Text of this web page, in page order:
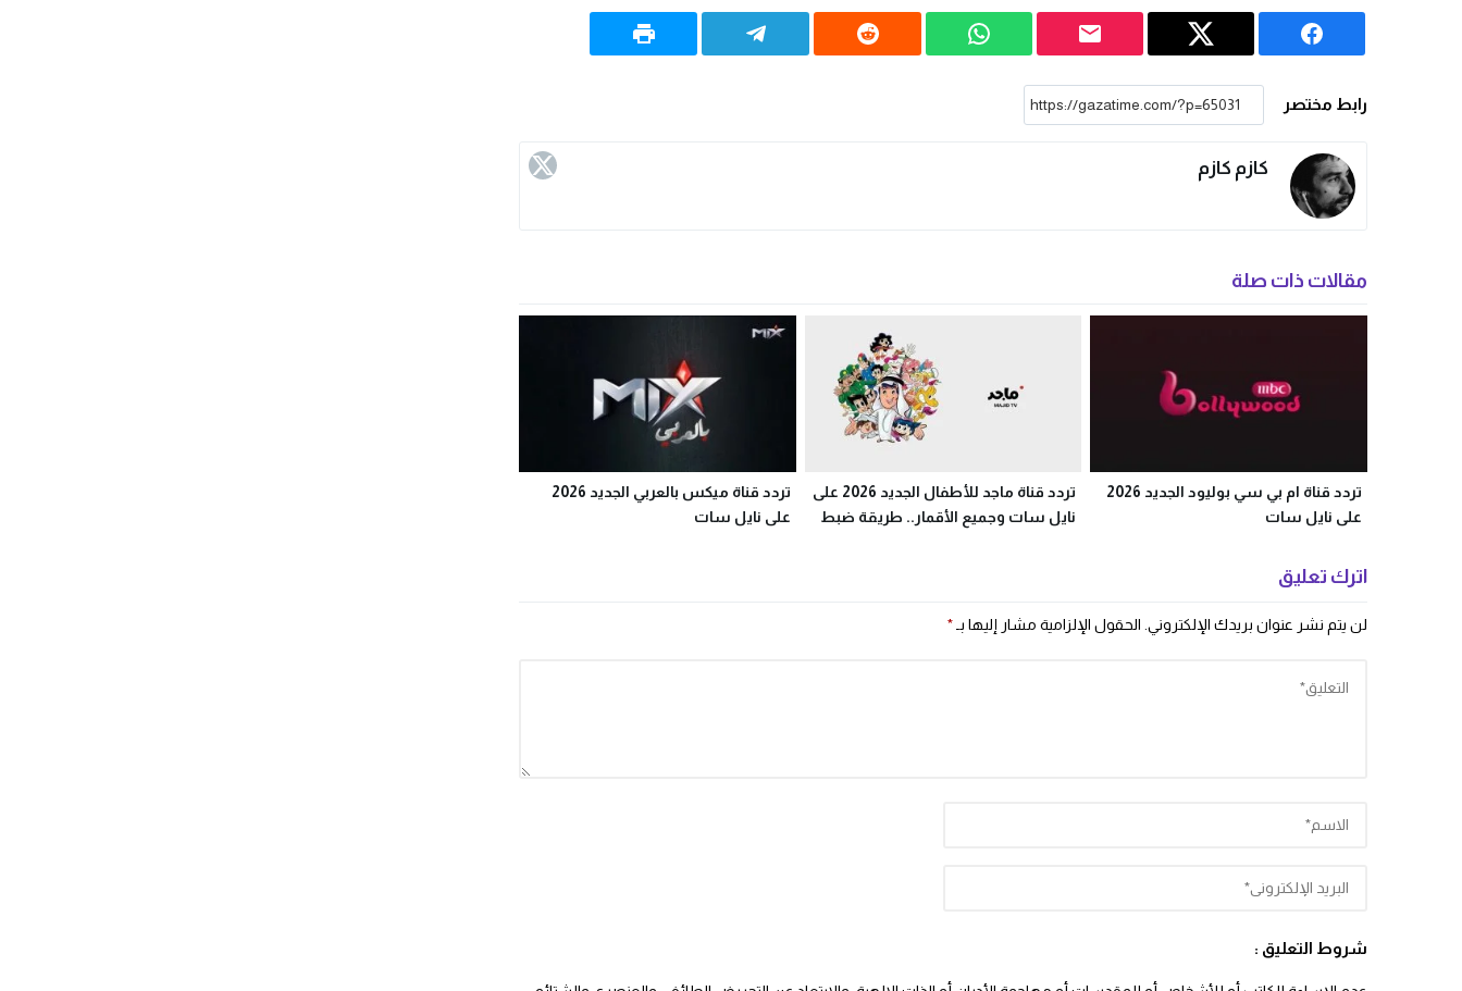
رابط مختصر
كازم كازم
مقالات ذات صلة
تردد قناة ام بي سي بوليود الجديد 2026
على نايل سات
تردد قناة ماجد للأطفال الجديد 2026 على
نايل سات وجميع الأقمار.. طريقة ضبط
تردد قناة ميكس بالعربي الجديد 2026
على نايل سات
اترك تعليق
لن يتم نشر عنوان بريدك الإلكتروني. الحقول الإلزامية مشار إليها بـ *
شروط التعليق :